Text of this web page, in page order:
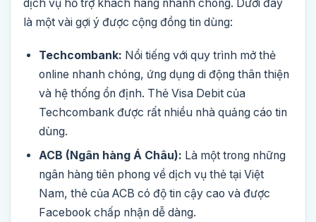
dịch vụ hỗ trợ khách hàng nhanh chóng. Dưới đây
là một vài gợi ý được cộng đồng tin dùng:
Techcombank: Nổi tiếng với quy trình mở thẻ
online nhanh chóng, ứng dụng di động thân thiện
và hệ thống ổn định. Thẻ Visa Debit của
Techcombank được rất nhiều nhà quảng cáo tin
dùng.
ACB (Ngân hàng Á Châu): Là một trong những
ngân hàng tiên phong về dịch vụ thẻ tại Việt
Nam, thẻ của ACB có độ tin cậy cao và được
Facebook chấp nhận dễ dàng.